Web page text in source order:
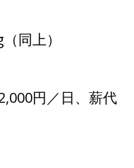
理体験
同上）
、薪代